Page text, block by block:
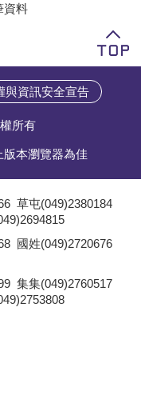
資料
與資訊安全宣告
所有
版本瀏覽器為佳
草屯(049)2380184
國姓(049)2720676
集集(049)2760517